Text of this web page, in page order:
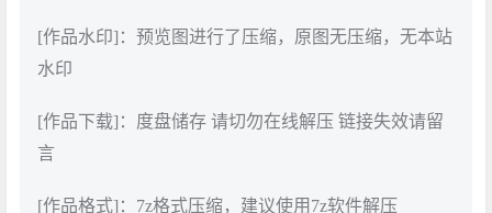
[作品水印]：预览图进行了压缩，原图无压缩，无本站
水印
[作品下载]：度盘储存 请切勿在线解压 链接失效请留
言
[作品格式]：7z格式压缩，建议使用7z软件解压